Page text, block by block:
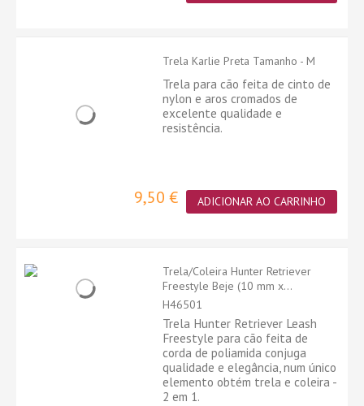
Trela Karlie Preta Tamanho - M
Trela para cão feita de cinto de
nylon e aros cromados de
excelente qualidade e
resistência.
9,50 € ADICIONAR AO CARRINHO
Trela/Coleira Hunter Retriever
Freestyle Beje (10 mm x...
H46501
Trela Hunter Retriever Leash
Freestyle para cão feita de
corda de poliamida conjuga
qualidade e elegância, num único
elemento obtém trela e coleira -
2 em 1.